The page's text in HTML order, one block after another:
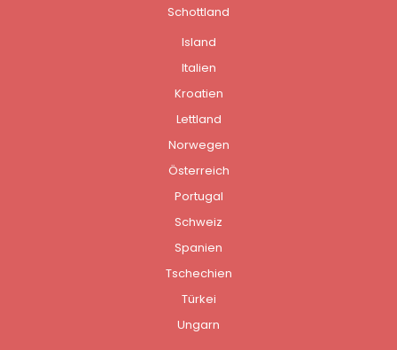
Schottland
Island
Italien
Kroatien
Lettland
Norwegen
Österreich
Portugal
Schweiz
Spanien
Tschechien
Türkei
Ungarn